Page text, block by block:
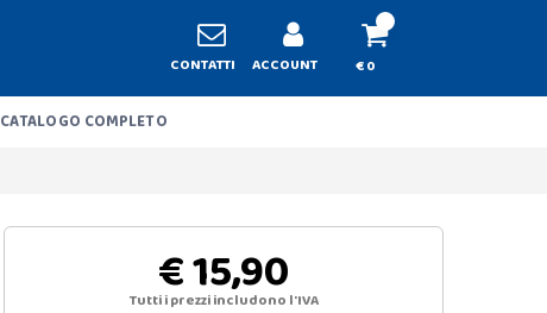
CONTATTI ACCOUNT € 0
CATALOGO COMPLETO
€ 15,90
Tutti i prezzi includono l'IVA